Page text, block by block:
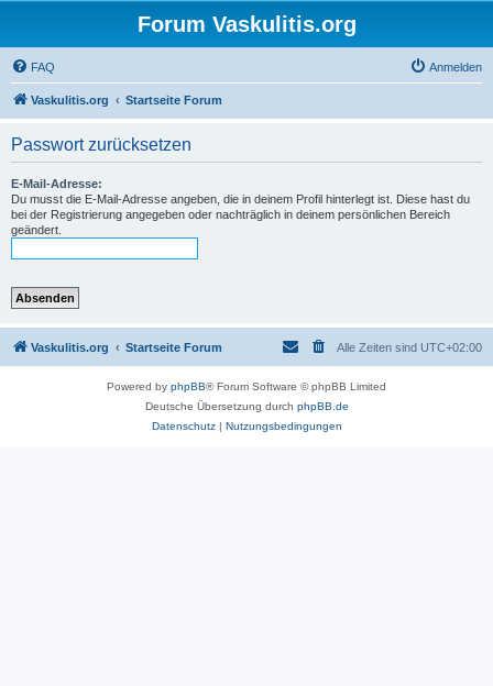
Forum Vaskulitis.org
FAQ Anmelden
Vaskulitis.org Startseite Forum
Passwort zurücksetzen
E-Mail-Adresse:
Du musst die E-Mail-Adresse angeben, die in deinem Profil hinterlegt ist. Diese hast du
bei der Registrierung angegeben oder nachträglich in deinem persönlichen Bereich
geändert.
Vaskulitis.org Startseite Forum Alle Zeiten sind UTC+02:00
Powered by phpBB® Forum Software © phpBB Limited
Deutsche Übersetzung durch phpBB.de
Datenschutz| Nutzungsbedingungen